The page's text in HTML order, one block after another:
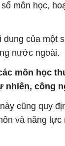
môn học,
dung của một
nước ngoài.
môn học
nhiên, công
cũng quy
và năng